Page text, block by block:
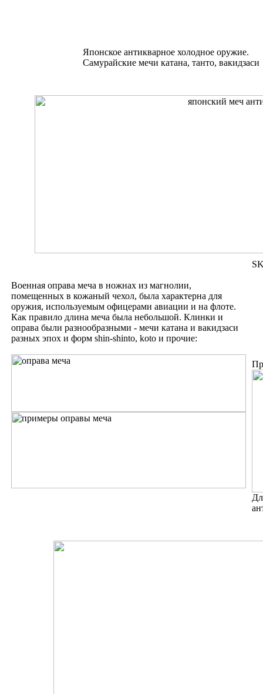
Японское антикварное холодное оружие.
Самурайские мечи катана, танто, вакидзаси
Военная оправа меча в ножнах из магнолии,
помещенных в кожаный чехол, была характерна для
оружия, используемым офицерами авиации и на флоте.
Как правило длина меча была небольшой. Клинки и
оправа были разнообразными - мечи катана и вакидзаси
разных эпох и форм shin-shinto, koto и прочие: